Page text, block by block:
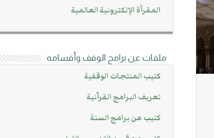
المقرأة الإلكترونية العالمية
ملفات عن برامج الوقف وأقسامه
كتيب المنتجات الوقفية
تعريف البرامج القرآنية
كتيب عن برامج السنة